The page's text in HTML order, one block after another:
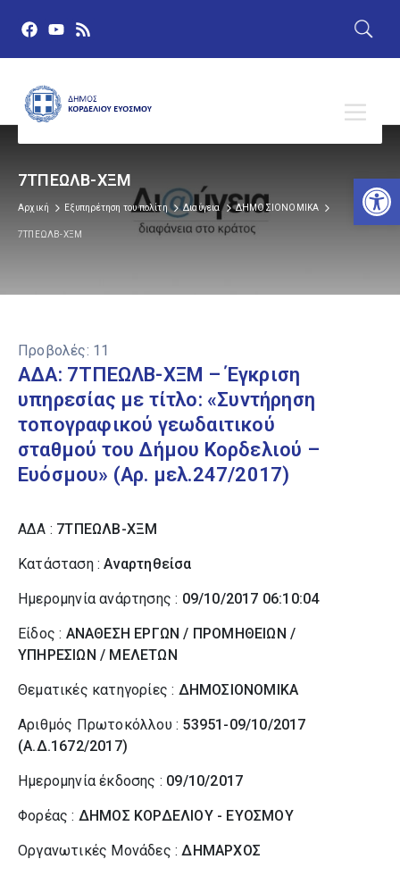
7ΤΠΕΩΛΒ-ΧΞΜ
Αρχική Εξυπηρέτηση του πολίτη Διαύγεια ΔΗΜΟΣΙΟΝΟΜΙΚΑ
7ΤΠΕΩΛΒ-ΧΞΜ
Προβολές: 11
ΑΔΑ: 7ΤΠΕΩΛΒ-ΧΞΜ – Έγκριση
υπηρεσίας με τίτλο: «Συντήρηση
τοπογραφικού γεωδαιτικού
σταθμού του Δήμου Κορδελιού –
Ευόσμου» (Αρ. μελ.247/2017)
ΑΔΑ : 7ΤΠΕΩΛΒ-ΧΞΜ
Κατάσταση :Αναρτηθείσα
Ημερομηνία ανάρτησης : 09/10/2017 06:10:04
Είδος : ΑΝΑΘΕΣΗ ΕΡΓΩΝ / ΠΡΟΜΗΘΕΙΩΝ /
ΥΠΗΡΕΣΙΩΝ / ΜΕΛΕΤΩΝ
Θεματικές κατηγορίες : ΔΗΜΟΣΙΟΝΟΜΙΚΑ
Αριθμός Πρωτοκόλλου : 53951-09/10/2017
(Α.Δ.1672/2017)
Ημερομηνία έκδοσης : 09/10/2017
Φορέας : ΔΗΜΟΣ ΚΟΡΔΕΛΙΟΥ - ΕΥΟΣΜΟΥ
Οργανωτικές Μονάδες :ΔΗΜΑΡΧΟΣ